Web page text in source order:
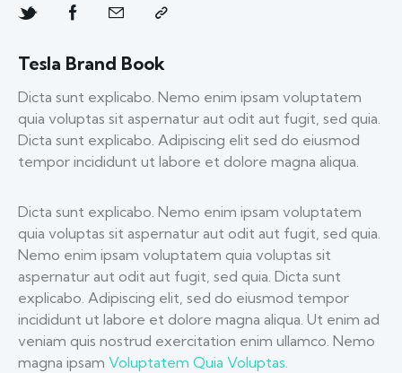
Tesla Brand Book
Dicta sunt explicabo. Nemo enim ipsam voluptatem
quia voluptas sit aspernatur aut odit aut fugit, sed quia.
Dicta sunt explicabo. Adipiscing elit sed do eiusmod
tempor incididunt ut labore et dolore magna aliqua.
Dicta sunt explicabo. Nemo enim ipsam voluptatem
quia voluptas sit aspernatur aut odit aut fugit, sed quia.
Nemo enim ipsam voluptatem quia voluptas sit
aspernatur aut odit aut fugit, sed quia. Dicta sunt
explicabo. Adipiscing elit, sed do eiusmod tempor
incididunt ut labore et dolore magna aliqua. Ut enim ad
veniam quis nostrud exercitation enim ullamco. Nemo
magna ipsam Voluptatem Quia Voluptas.